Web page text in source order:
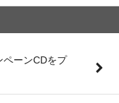
ペーンCDをプ